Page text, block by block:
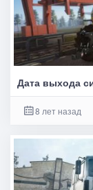
Дата выхода
8 лет назад